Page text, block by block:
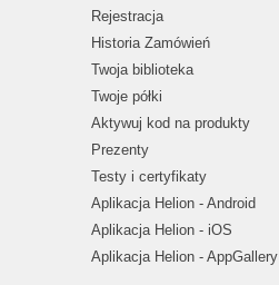
Rejestracja
Historia Zamówień
Twoja biblioteka
Twoje półki
Aktywuj kod na produkty
Prezenty
Testy i certyfikaty
Aplikacja Helion - Android
Aplikacja Helion - iOS
Aplikacja Helion - AppGallery